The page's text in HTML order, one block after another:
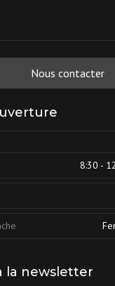
Nous contacter
8:30 -
la newsletter